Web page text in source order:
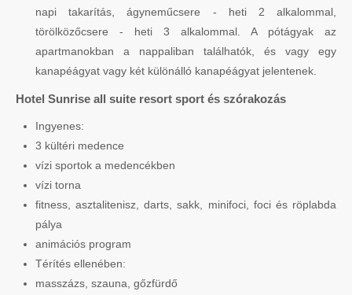
napi takarítás, ágyneműcsere - heti 2 alkalommal,
törölközőcsere - heti 3 alkalommal. A pótágyak az
apartmanokban a nappaliban találhatók, és vagy egy
kanapéágyat vagy két különálló kanapéágyat jelentenek.
Hotel Sunrise all suite resort sport és szórakozás
Ingyenes:
3 kültéri medence
vízi sportok a medencékben
vízi torna
fitness, asztalitenisz, darts, sakk, minifoci, foci és röplabda
pálya
animációs program
Térítés ellenében:
masszázs, szauna, gőzfürdő